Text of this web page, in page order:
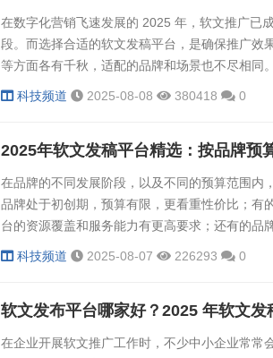
在数字化营销飞速发展的 2025 年，软文推广已
段。而选择合适的软文发稿平台，是确保推广效
等方面各有千秋，适配的品牌和场景也不尽相同
能三个维度，为你解析当下值得关注的软文发稿
条...
科技频道 2025-08-08 380418 0
2025年软文发稿平台精选：按品牌预
在品牌的不同发展阶段，以及不同的预算范围内
品牌处于初创期，预算有限，更看重性价比；有
台的资源覆盖和服务能力有更高要求；还有的品
果。以下将根据品牌的预算和发展阶段，为你推
文猫核心优势：...
科技频道 2025-08-07 226293 0
软文发布平台哪家好？2025 年软文发
在企业开展软文推广工作时，不少中小企业常常